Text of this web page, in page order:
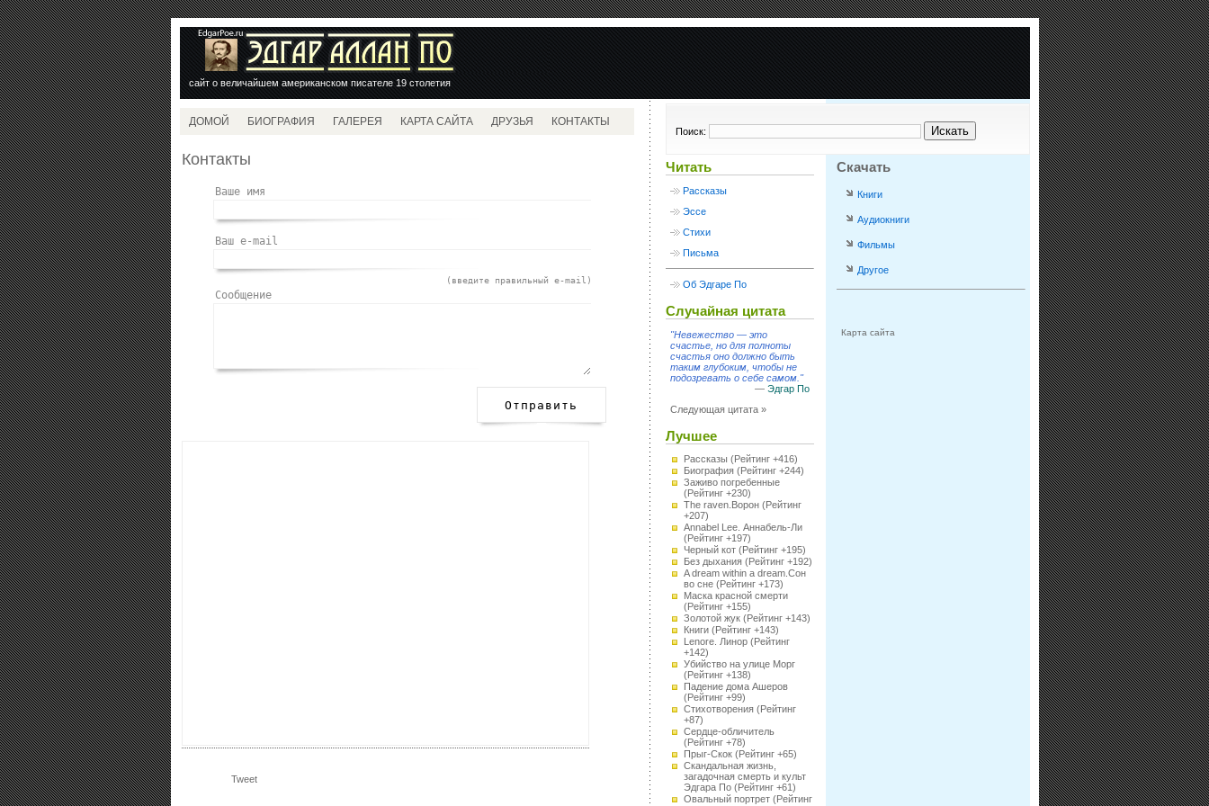
сайт о величайшем американском писателе 19 столетия
ДОМОЙ БИОГРАФИЯ ГАЛЕРЕЯ КАРТА САЙТА ДРУЗЬЯ КОНТАКТЫ
Контакты
Ваше имя
Ваш e-mail
(введите правильный e-mail)
Сообщение
Tweet
Поиск:
Читать
Рассказы
Эссе
Стихи
Письма
Об Эдгаре По
Случайная цитата
Невежество — это
счастье, но для полноты
счастья оно должно быть
таким глубоким, чтобы не
подозревать о себе самом.
— Эдгар По
Следующая цитата »
Лучшее
Рассказы (Рейтинг +416)
Биография(Рейтинг +244)
Заживо погребенные
(Рейтинг +230)
The raven.Ворон(Рейтинг
+207)
Annabel Lee. Аннабель-Ли
(Рейтинг +197)
Черный кот(Рейтинг +195)
Без дыхания(Рейтинг +192)
A dream within a dream.Сон
во сне(Рейтинг +173)
Маска красной смерти
(Рейтинг +155)
Золотой жук(Рейтинг +143)
Книги(Рейтинг +143)
Lenore. Линор(Рейтинг
+142)
Убийство на улице Морг
(Рейтинг +138)
Падение дома Ашеров
(Рейтинг +99)
Стихотворения(Рейтинг
+87)
Сердце-обличитель
(Рейтинг +78)
Прыг-Скок(Рейтинг +65)
Скандальная жизнь,
загадочная смерть и культ
Эдгара По(Рейтинг +61)
Овальный портрет(Рейтинг
Скачать
Книги
Аудиокниги
Фильмы
Другое
Карта сайта